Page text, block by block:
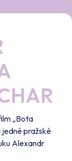
„Bota
jedné pražské
Alexandr